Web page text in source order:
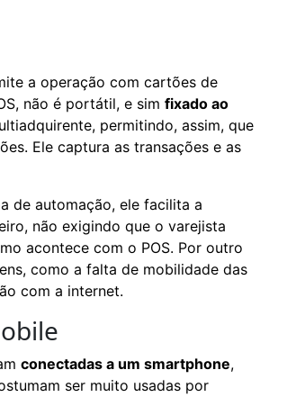
a operação com cartões de
não é portátil, e sim fixado ao
permitindo, assim, que
Ele captura as transações e as
de automação, ele facilita a
não exigindo que o varejista
acontece com o POS. Por outro
como a falta de mobilidade das
com a internet.
conectadas a um smartphone,
ser muito usadas por